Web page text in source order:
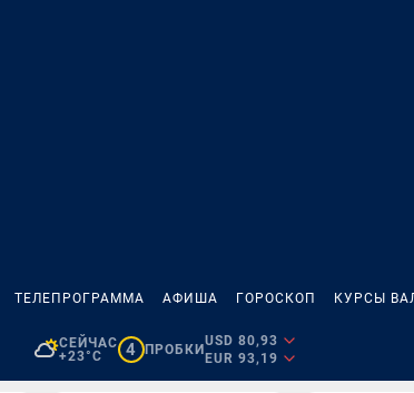
ТЕЛЕПРОГРАММА АФИША ГОРОСКОП КУРСЫ
СЕЙЧАС
+23°C
4 ПРОБКИ
USD 80,93
EUR 93,19